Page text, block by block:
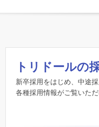
トリドールの
新卒採用をはじめ、中途
各種採用情報がご覧いただ